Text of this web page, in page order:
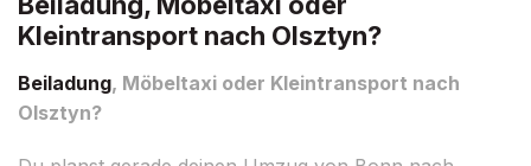
Kleintransport nach Olsztyn?
Beiladung, Möbeltaxi oder Kleintransport nach
Olsztyn?